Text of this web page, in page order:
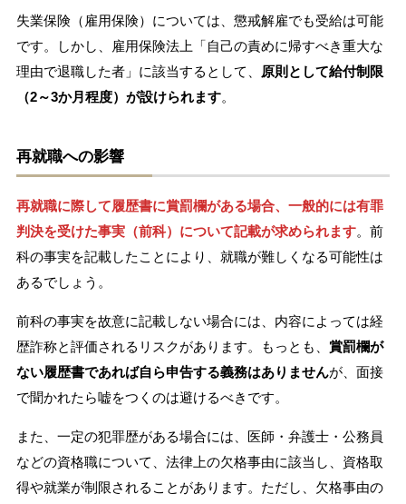
失業保険（雇用保険）については、懲戒解雇でも受給は可能
です。しかし、雇用保険法上「自己の責めに帰すべき重大な
理由で退職した者」に該当するとして、
原則として給付制限
（2～3か月程度）が設けられます。
再就職への影響
再就職に際して履歴書に賞罰欄がある場合、一般的には有罪
判決を受けた事実（前科）について記載が求められます。前
科の事実を記載したことにより、就職が難しくなる可能性は
あるでしょう。
前科の事実を故意に記載しない場合には、内容によっては経
歴詐称と評価されるリスクがあります。もっとも、 賞罰欄が
ない履歴書であれば自ら申告する義務はありませんが、面接
で聞かれたら嘘をつくのは避けるべきです。
また、一定の犯罪歴がある場合には、医師・弁護士・公務員
などの資格職について、法律上の欠格事由に該当し、資格取
得や就業が制限されることがあります。ただし、欠格事由の